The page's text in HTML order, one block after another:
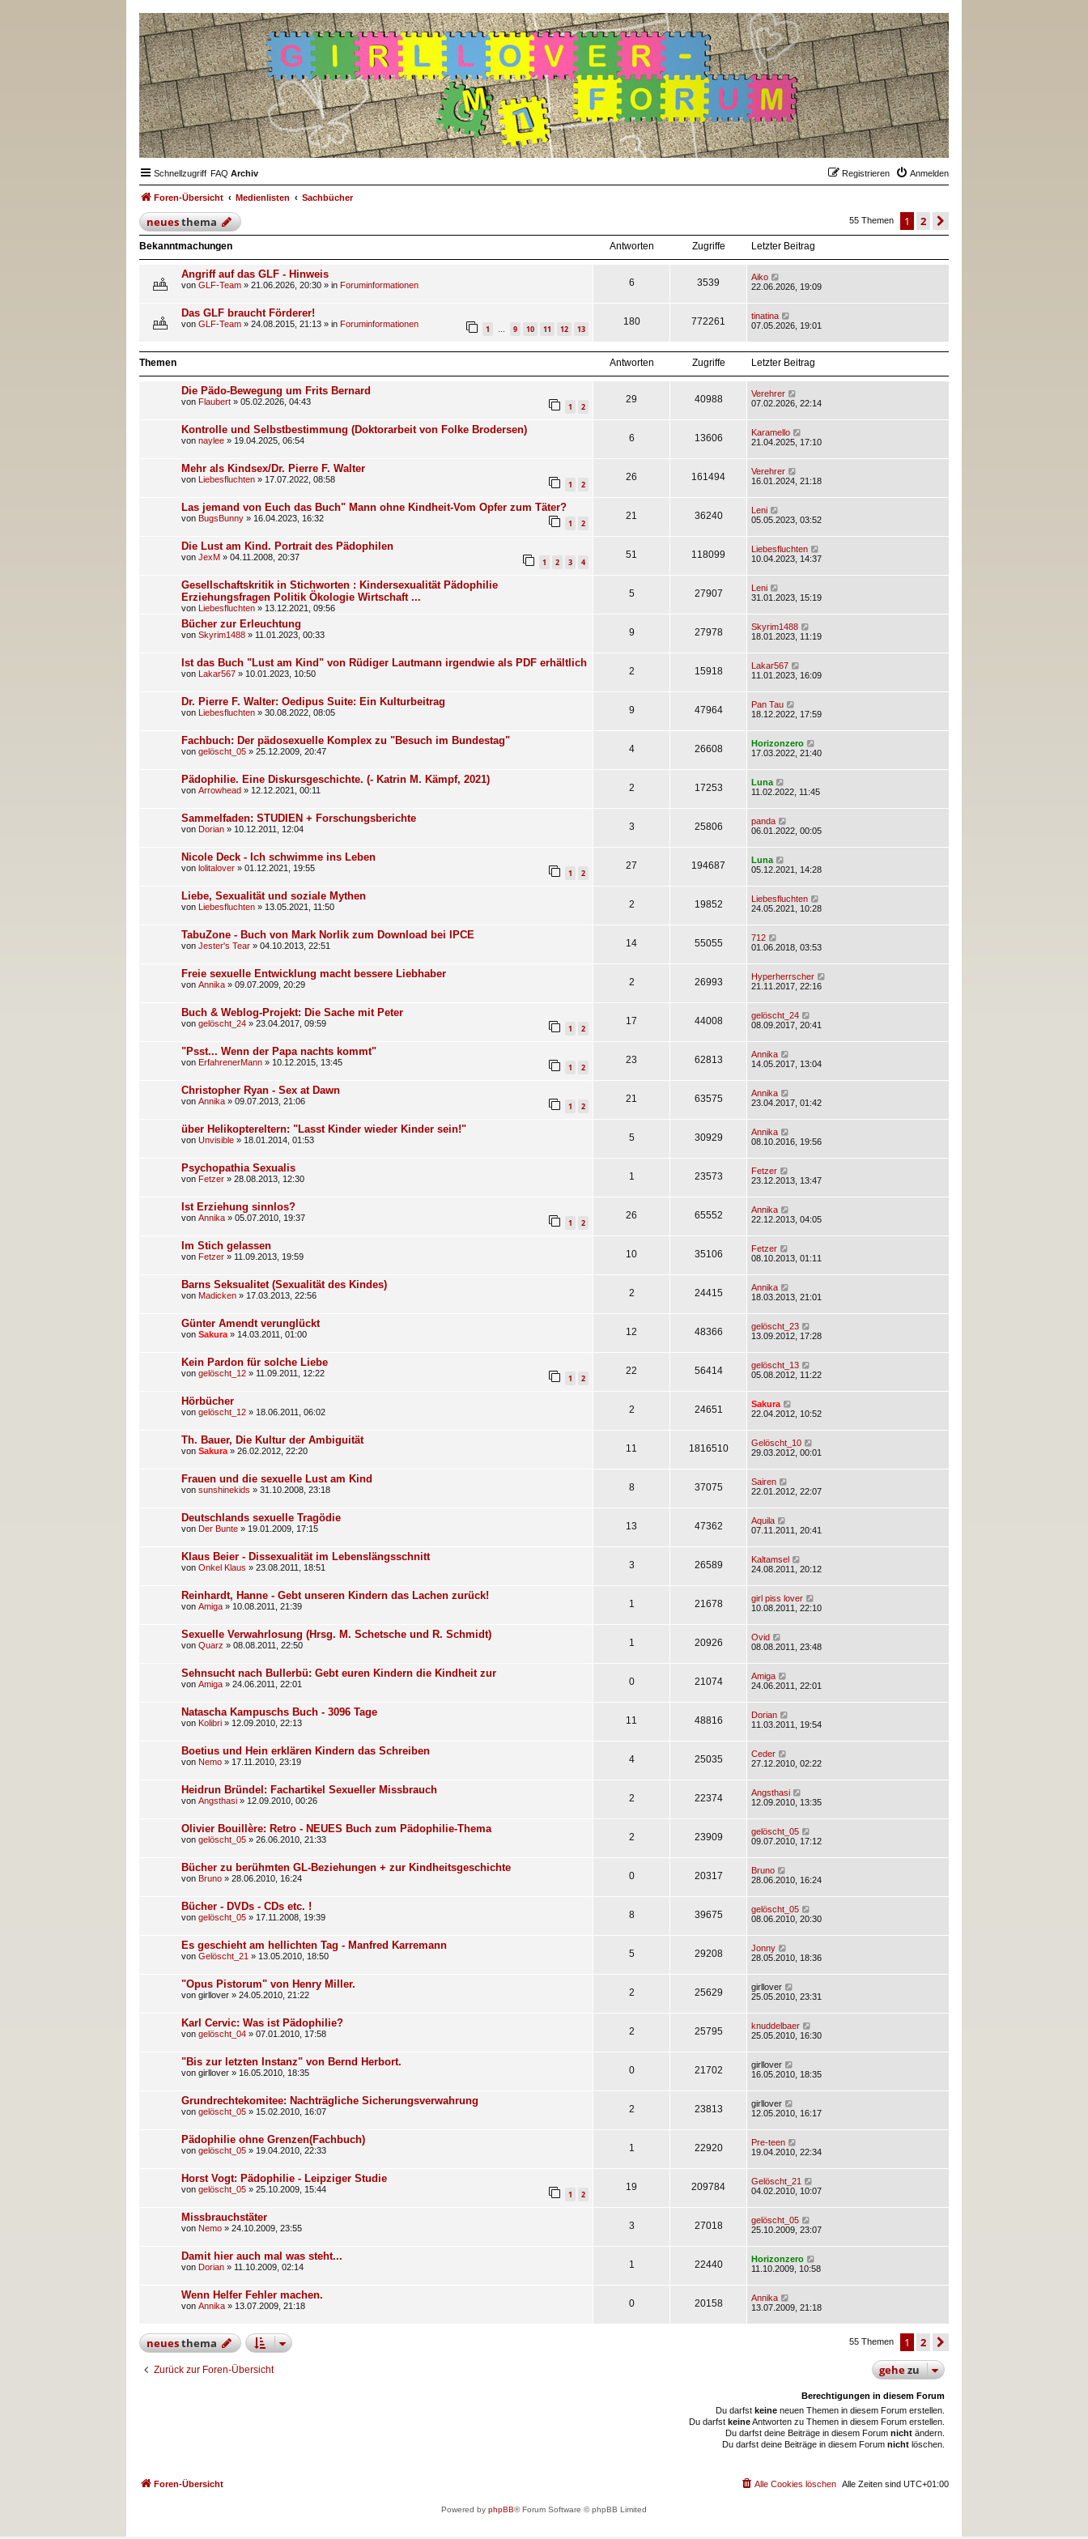
Schnellzugriff FAQ Archiv Anmelden
Registrieren
Foren-Übersicht Medienlisten Sachbücher
neuesthema 55 Themen 1 2
Bekanntmachungen Antworten Zugriffe Letzter Beitrag
Angriff auf das GLF - Hinweis
von GLF-Team » 21.06.2026, 20:30 » in Foruminformationen 6 3539
Aiko
22.06.2026, 19:09
Das GLF braucht Förderer!
von GLF-Team » 24.08.2015, 21:13 » in Foruminformationen 1 … 9 10 11 12 13
180 772261
tinatina
07.05.2026, 19:01
Themen Antworten Zugriffe Letzter Beitrag
Die Pädo-Bewegung um Frits Bernard
von Flaubert » 05.02.2026, 04:43 1 2
29 40988
Verehrer
07.02.2026, 22:14
Kontrolle und Selbstbestimmung (Doktorarbeit von Folke Brodersen)
von naylee » 19.04.2025, 06:54 6 13606
Karamello
21.04.2025, 17:10
Mehr als Kindsex/Dr. Pierre F. Walter
von Liebesfluchten » 17.07.2022, 08:58 1 2
26 161494
Verehrer
16.01.2024, 21:18
Las jemand von Euch das Buch" Mann ohne Kindheit-Vom Opfer zum Täter?
von BugsBunny » 16.04.2023, 16:32 1 2
21 36240
Leni
05.05.2023, 03:52
Die Lust am Kind. Portrait des Pädophilen
von JexM » 04.11.2008, 20:37 1 2 3 4
51 118099
Liebesfluchten
10.04.2023, 14:37
Gesellschaftskritik in Stichworten : Kindersexualität Pädophilie
Erziehungsfragen Politik Ökologie Wirtschaft ...
von Liebesfluchten » 13.12.2021, 09:56
5 27907
Leni
31.01.2023, 15:19
Bücher zur Erleuchtung
von Skyrim1488 » 11.01.2023, 00:33 9 27978
Skyrim1488
18.01.2023, 11:19
Ist das Buch "Lust am Kind" von Rüdiger Lautmann irgendwie als PDF erhältlich
von Lakar567 » 10.01.2023, 10:50 2 15918
Lakar567
11.01.2023, 16:09
Dr. Pierre F. Walter: Oedipus Suite: Ein Kulturbeitrag
von Liebesfluchten » 30.08.2022, 08:05 9 47964
Pan Tau
18.12.2022, 17:59
Fachbuch: Der pädosexuelle Komplex zu "Besuch im Bundestag"
von gelöscht_05 » 25.12.2009, 20:47 4 26608
Horizonzero
17.03.2022, 21:40
Pädophilie. Eine Diskursgeschichte. (- Katrin M. Kämpf, 2021)
von Arrowhead » 12.12.2021, 00:11 2 17253
Luna
11.02.2022, 11:45
Sammelfaden: STUDIEN + Forschungsberichte
von Dorian » 10.12.2011, 12:04 3 25806
panda
06.01.2022, 00:05
Nicole Deck - Ich schwimme ins Leben
von lolitalover » 01.12.2021, 19:55 1 2
27 194687
Luna
05.12.2021, 14:28
Liebe, Sexualität und soziale Mythen
von Liebesfluchten » 13.05.2021, 11:50 2 19852
Liebesfluchten
24.05.2021, 10:28
TabuZone - Buch von Mark Norlik zum Download bei IPCE
von Jester's Tear » 04.10.2013, 22:51 14 55055
712
01.06.2018, 03:53
Freie sexuelle Entwicklung macht bessere Liebhaber
von Annika » 09.07.2009, 20:29 2 26993
Hyperherrscher
21.11.2017, 22:16
Buch & Weblog-Projekt: Die Sache mit Peter
von gelöscht_24 » 23.04.2017, 09:59 1 2
17 44008
gelöscht_24
08.09.2017, 20:41
"Psst... Wenn der Papa nachts kommt"
von ErfahrenerMann » 10.12.2015, 13:45 1 2
23 62813
Annika
14.05.2017, 13:04
Christopher Ryan - Sex at Dawn
von Annika » 09.07.2013, 21:06 1 2
21 63575
Annika
23.04.2017, 01:42
über Helikoptereltern: "Lasst Kinder wieder Kinder sein!"
von Unvisible » 18.01.2014, 01:53 5 30929
Annika
08.10.2016, 19:56
Psychopathia Sexualis
von Fetzer » 28.08.2013, 12:30 1 23573
Fetzer
23.12.2013, 13:47
Ist Erziehung sinnlos?
von Annika » 05.07.2010, 19:37 1 2
26 65552
Annika
22.12.2013, 04:05
Im Stich gelassen
von Fetzer » 11.09.2013, 19:59 10 35106
Fetzer
08.10.2013, 01:11
Barns Seksualitet (Sexualität des Kindes)
von Madicken » 17.03.2013, 22:56 2 24415
Annika
18.03.2013, 21:01
Günter Amendt verunglückt
von Sakura » 14.03.2011, 01:00 12 48366
gelöscht_23
13.09.2012, 17:28
Kein Pardon für solche Liebe
von gelöscht_12 » 11.09.2011, 12:22 1 2
22 56414
gelöscht_13
05.08.2012, 11:22
Hörbücher
von gelöscht_12 » 18.06.2011, 06:02 2 24651
Sakura
22.04.2012, 10:52
Th. Bauer, Die Kultur der Ambiguität
von Sakura » 26.02.2012, 22:20 11 1816510
Gelöscht_10
29.03.2012, 00:01
Frauen und die sexuelle Lust am Kind
von sunshinekids » 31.10.2008, 23:18 8 37075
Sairen
22.01.2012, 22:07
Deutschlands sexuelle Tragödie
von Der Bunte » 19.01.2009, 17:15 13 47362
Aquila
07.11.2011, 20:41
Klaus Beier - Dissexualität im Lebenslängsschnitt
von Onkel Klaus » 23.08.2011, 18:51 3 26589
Kaltamsel
24.08.2011, 20:12
Reinhardt, Hanne - Gebt unseren Kindern das Lachen zurück!
von Amiga » 10.08.2011, 21:39 1 21678
girl piss lover
10.08.2011, 22:10
Sexuelle Verwahrlosung (Hrsg. M. Schetsche und R. Schmidt)
von Quarz » 08.08.2011, 22:50 1 20926
Ovid
08.08.2011, 23:48
Sehnsucht nach Bullerbü: Gebt euren Kindern die Kindheit zur
von Amiga » 24.06.2011, 22:01 0 21074
Amiga
24.06.2011, 22:01
Natascha Kampuschs Buch - 3096 Tage
von Kolibri » 12.09.2010, 22:13 11 48816
Dorian
11.03.2011, 19:54
Boetius und Hein erklären Kindern das Schreiben
von Nemo » 17.11.2010, 23:19 4 25035
Ceder
27.12.2010, 02:22
Heidrun Bründel: Fachartikel Sexueller Missbrauch
von Angsthasi » 12.09.2010, 00:26 2 22374
Angsthasi
12.09.2010, 13:35
Olivier Bouillère: Retro - NEUES Buch zum Pädophilie-Thema
von gelöscht_05 » 26.06.2010, 21:33 2 23909
gelöscht_05
09.07.2010, 17:12
Bücher zu berühmten GL-Beziehungen + zur Kindheitsgeschichte
von Bruno » 28.06.2010, 16:24 0 20317
Bruno
28.06.2010, 16:24
Bücher - DVDs - CDs etc. !
von gelöscht_05 » 17.11.2008, 19:39 8 39675
gelöscht_05
08.06.2010, 20:30
Es geschieht am hellichten Tag - Manfred Karremann
von Gelöscht_21 » 13.05.2010, 18:50 5 29208
Jonny
28.05.2010, 18:36
"Opus Pistorum" von Henry Miller.
von girllover » 24.05.2010, 21:22 2 25629
girllover
25.05.2010, 23:31
Karl Cervic: Was ist Pädophilie?
von gelöscht_04 » 07.01.2010, 17:58 2 25795
knuddelbaer
25.05.2010, 16:30
"Bis zur letzten Instanz" von Bernd Herbort.
von girllover » 16.05.2010, 18:35 0 21702
girllover
16.05.2010, 18:35
Grundrechtekomitee: Nachträgliche Sicherungsverwahrung
von gelöscht_05 » 15.02.2010, 16:07 2 23813
girllover
12.05.2010, 16:17
Pädophilie ohne Grenzen(Fachbuch)
von gelöscht_05 » 19.04.2010, 22:33 1 22920
Pre-teen
19.04.2010, 22:34
Horst Vogt: Pädophilie - Leipziger Studie
von gelöscht_05 » 25.10.2009, 15:44 1 2
19 209784
Gelöscht_21
04.02.2010, 10:07
Missbrauchstäter
von Nemo » 24.10.2009, 23:55 3 27018
gelöscht_05
25.10.2009, 23:07
Damit hier auch mal was steht...
von Dorian » 11.10.2009, 02:14 1 22440
Horizonzero
11.10.2009, 10:58
Wenn Helfer Fehler machen.
von Annika » 13.07.2009, 21:18 0 20158
Annika
13.07.2009, 21:18
neuesthema 55 Themen 1 2
Zurück zur Foren-Übersicht gehezu
Berechtigungen in diesem Forum
Du darfst keine neuen Themen in diesem Forum erstellen.
Du darfst keineAntworten zu Themen in diesem Forum erstellen.
Du darfst deine Beiträge in diesem Forum nicht ändern.
Du darfst deine Beiträge in diesem Forum nicht löschen.
Foren-Übersicht Alle Zeiten sind UTC+01:00
Alle Cookies löschen
Powered by phpBB® Forum Software © phpBB Limited